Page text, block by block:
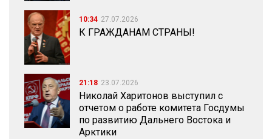
10:34 27.07.2026
К ГРАЖДАНАМ СТРАНЫ!
21:18 23.07.2026
Николай Харитонов выступил с
отчетом о работе комитета Госдумы
по развитию Дальнего Востока и
Арктики